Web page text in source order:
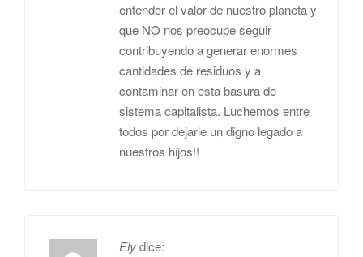
entender el valor de nuestro planeta y
que NO nos preocupe seguir
contribuyendo a generar enormes
cantidades de residuos y a
contaminar en esta basura de
sistema capitalista. Luchemos entre
todos por dejarle un digno legado a
nuestros hijos!!
Elydice: